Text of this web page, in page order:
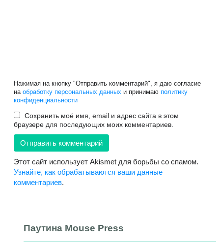
Нажимая на кнопку "Отправить комментарий", я даю согласие
на обработку персональных данных и принимаю политику
конфиденциальности
Сохранить моё имя, email и адрес сайта в этом
браузере для последующих моих комментариев.
Этот сайт использует Akismet для борьбы со спамом.
Узнайте, как обрабатываются ваши данные
комментариев.
Паутина Mouse Press